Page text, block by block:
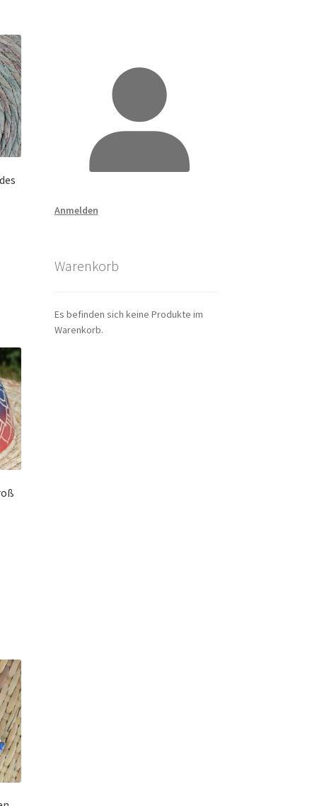
Anmelden
Warenkorb
Es befinden sich keine Produkte im
Warenkorb.